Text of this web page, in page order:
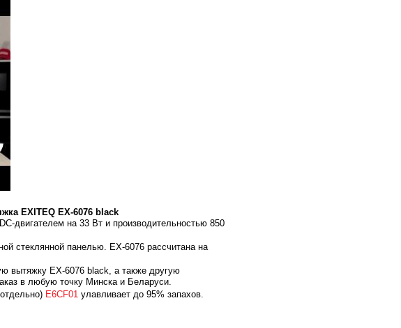
EXITEQ EX-6076 black
двигателем на 33 Вт и производительностью 850
стеклянной панелью. EX-6076 рассчитана на
вытяжку EX-6076 black, а также другую
в любую точку Минска и Беларуси.
E6CF01 улавливает до 95% запахов.